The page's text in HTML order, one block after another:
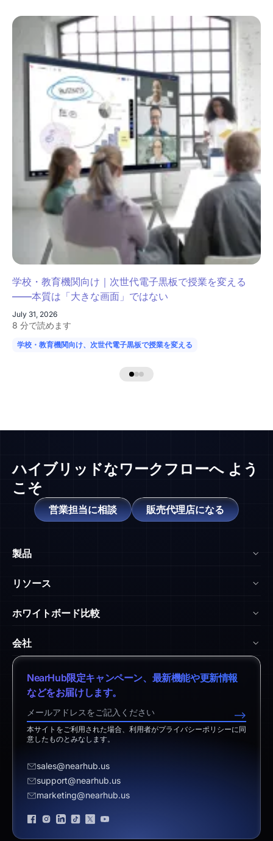
学校・教育機関向け｜次世代電子黒板で授業を変える
——本質は「大きな画面」ではない
July 31, 2026
8 分で読めます
学校・教育機関向け、次世代電子黒板で授業を変える
ハイブリッドなワークフローへ よう
こそ
営業担当に相談 販売代理店になる
製品
NearHub Board S
Nearity 360 Alien
Nearity 120 Max
アプリ統合
NearHub Demo
リソース
ヘルプセンター
ダウンロードセンター
返品ポリシー
免責事項
ホワイトボード比較
vs. Samsung Flip
vs. Vibe Board
vs. Neat Board 65
vs. Android Boards
vs. Chromium Boards
vs. Owl Labs Solution
会社
弊社について
特定商取引法に基づく表記
営業担当へのお問い合わせ
サポートへのお問い合わせ
販売代理店になる
プライバシーポリシー
ブランド認証
NearHub限定キャンペーン、最新機能や更新情報
などをお届けします。
-->
本サイトをご利用された場合、利用者がプライバシーポリシーに同
意したものとみなします。
sales@nearhub.us
support@nearhub.us
marketing@nearhub.us